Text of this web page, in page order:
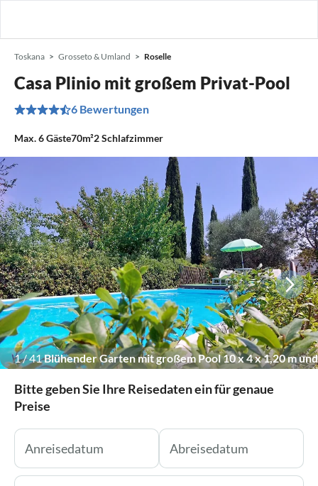
Toskana Grosseto & Umland Roselle
Casa Plinio mit großem Privat-Pool
6 Bewertungen
Max.6Gäste70m²2Schlafzimmer
1/41Blühender Garten mit großem Pool 10 x 4 x 1,20 m und
Bitte geben Sie Ihre Reisedaten ein für genaue
Preise